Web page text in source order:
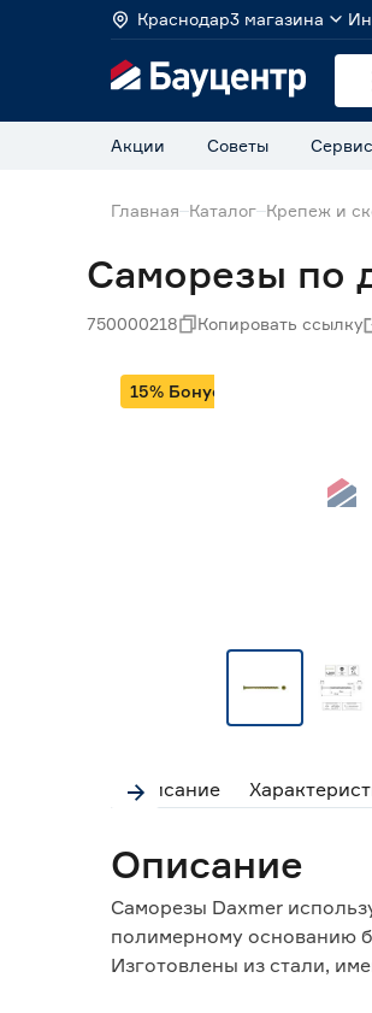
Краснодар3 магазина
Акции Советы
Главная Каталог Крепеж и
Саморезы по
750000218 Копировать ссылку
15% Бонус
Описание
Описание
Саморезы Daxmer
полимерному основанию
Изготовлены из стали,